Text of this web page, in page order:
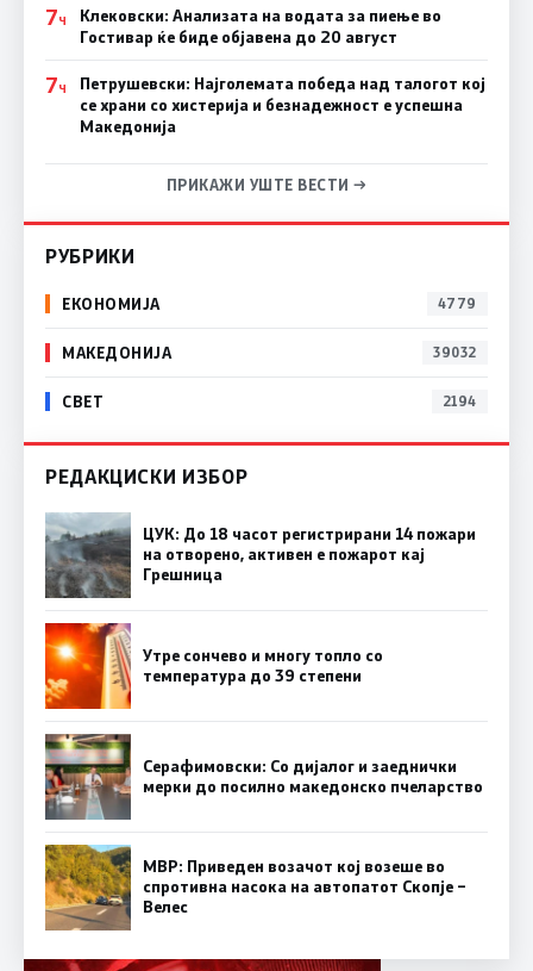
7Ч
Клековски: Анализата на водата за пиење во
Гостивар ќе биде објавена до 20 август
7Ч
Петрушевски: Најголемата победа над талогот кој
се храни со хистерија и безнадежност е успешна
Македонија
ПРИКАЖИ УШТЕ ВЕСТИ →
РУБРИКИ
ЕКОНОМИЈА 4779
МАКЕДОНИЈА 39032
СВЕТ 2194
РЕДАКЦИСКИ ИЗБОР
ЦУК: До 18 часот регистрирани 14 пожари
на отворено, активен е пожарот кај
Грешница
Утре сончево и многу топло со
температура до 39 степени
Серафимовски: Со дијалог и заеднички
мерки до посилно македонско пчеларство
МВР: Приведен возачот кој возеше во
спротивна насока на автопатот Скопје –
Велес